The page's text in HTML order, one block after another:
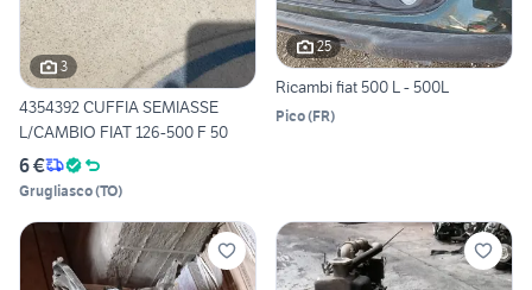
3
4354392 CUFFIA SEMIASSE
L/CAMBIO FIAT 126-500 F 50
6 €
Grugliasco(TO)
25
Ricambi fiat 500 L - 500L
Pico(FR)